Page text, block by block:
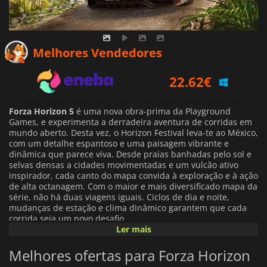
Melhores Vendedores
22.62€
26.89€
Forza Horizon 5 é uma nova obra-prima da Playground
Games, e experimenta a derradeira aventura de corridas em
mundo aberto. Desta vez, o Horizon Festival leva-te ao México,
com um detalhe espantoso e uma paisagem vibrante e
dinâmica que parece viva. Desde praias banhadas pelo sol e
selvas densas a cidades movimentadas e um vulcão ativo
inspirador, cada canto do mapa convida à exploração e à ação
de alta octanagem. Com o maior e mais diversificado mapa da
série, não há duas viagens iguais. Ciclos de dia e noite,
mudanças de estação e clima dinâmico garantem que cada
corrida seja um novo desafio.
uma das mais extensas listas da história dos jogos de corrida.
Desde as lendas italianas, como a Ferrari e a Lamborghini, à
Ler mais
Melhores ofertas para Forza Horizon